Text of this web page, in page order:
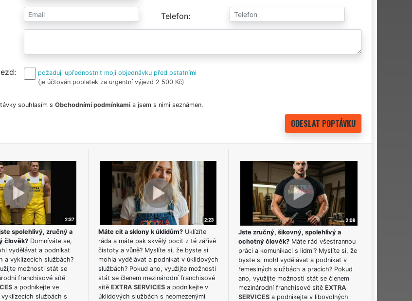
Telefon
požaduji upřednostnit moji objednávku před ostatními
(je účtován poplatek za urgentní výjezd 2 500 Kč)
souhlasím s Obchodními podmínkamia jsem s nimi seznámen.
spolehlivý, zručný a
člověk?Domníváte se,
vydělávat a podnikat
a vyklízecích službách?
možnosti stát se
franchisové sítě
a podnikejte ve
službách s
Máte cit a sklony k úklidům?Uklízíte
ráda a máte pak skvělý pocit z té zářivé
čistoty a vůně? Myslíte si, že byste si
mohla vydělávat a podnikat v úklidových
službách? Pokud ano, využijte možnosti
stát se členem mezinárodní franchisové
sítě EXTRA SERVICESa podnikejte v
úklidových službách s neomezenými
Jste zručný, šikovný, spolehlivý a
ochotný člověk? Máte rád všestrannou
práci a komunikaci s lidmi? Myslíte si, že
byste si mohl vydělávat a podnikat v
řemeslných službách a pracích? Pokud
ano, využijte možnosti stát se členem
mezinárodní franchisové sítěEXTRA
SERVICES a podnikejte v libovolných